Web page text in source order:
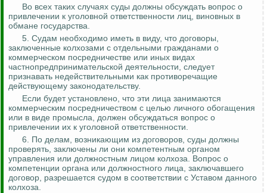
Во всех таких случаях суды должны обсуждать вопрос о
привлечении к уголовной ответственности лиц, виновных в
обмане государства.
5. Судам необходимо иметь в виду, что договоры,
заключенные колхозами с отдельными гражданами о
коммерческом посредничестве или иных видах
частнопредпринимательской деятельности, следует
признавать недействительными как противоречащие
действующему законодательству.
Если будет установлено, что эти лица занимаются
коммерческим посредничеством с целью личного обогащения
или в виде промысла, должен обсуждаться вопрос о
привлечении их к уголовной ответственности.
6. По делам, возникающим из договоров, суды должны
проверять, заключены ли они компетентным органом
управления или должностным лицом колхоза. Вопрос о
компетенции органа или должностного лица, заключавшего
договор, разрешается судом в соответствии с Уставом данного
колхоза.